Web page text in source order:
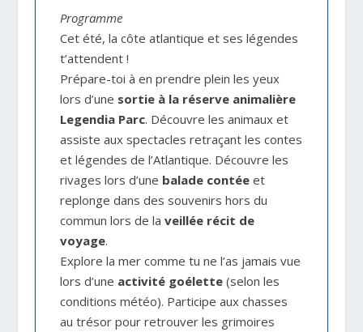
Programme
Cet été, la côte atlantique et ses légendes
t’attendent !
Prépare-toi à en prendre plein les yeux
lors d’une sortie à la réserve animalière
Legendia Parc. Découvre les animaux et
assiste aux spectacles retraçant les contes
et légendes de l’Atlantique. Découvre les
rivages lors d’une balade contéeet
replonge dans des souvenirs hors du
commun lors de la veillée récit de
voyage.
Explore la mer comme tu ne l’as jamais vue
lors d’une activité goélette(selon les
conditions météo). Participe aux chasses
au trésor pour retrouver les grimoires